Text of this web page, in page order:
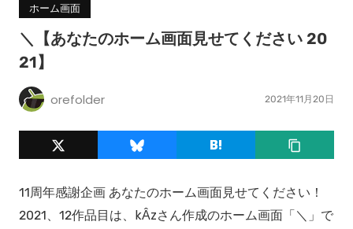
ホーム画面
＼【あなたのホーム画面見せてください 20
21】
orefolder 2021年11月20日
11周年感謝企画 あなたのホーム画面見せてください！
2021、12作品目は、kÂzさん作成のホーム画面「＼」で